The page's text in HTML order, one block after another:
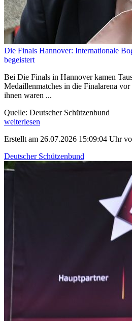
Die Finals Hannover: Internationale
begeistert
Bei Die Finals in Hannover kamen
Medaillenmatches in die Finalarena
ihnen waren ...
Quelle: Deutscher Schützenbund
weiterlesen
Erstellt am 26.07.2026 15:09:04 Uhr
Deutscher Schützenbund